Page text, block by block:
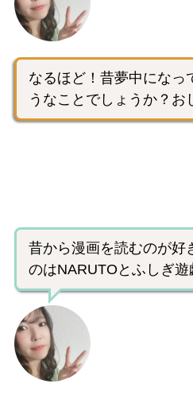
なるほど！昔夢中になっ
うなことでしょうか？お
昔から漫画を読むのが好
のはNARUTOとふしぎ遊